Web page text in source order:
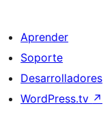
Aprender
Soporte
Desarrolladores
WordPress.tv ↗